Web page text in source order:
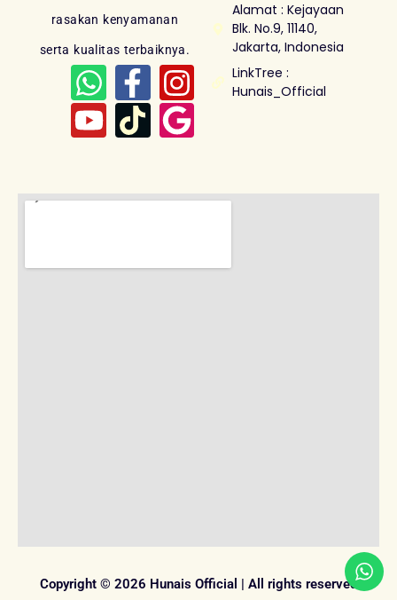
rasakan kenyamanan
serta kualitas terbaiknya.
Alamat : Kejayaan
Blk. No.9, 11140,
Jakarta, Indonesia
LinkTree :
Hunais_Official
Copyright © 2026 Hunais Official | All rights reserved